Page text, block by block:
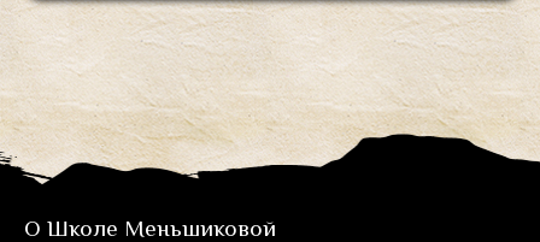
О Школе Меньшиковой